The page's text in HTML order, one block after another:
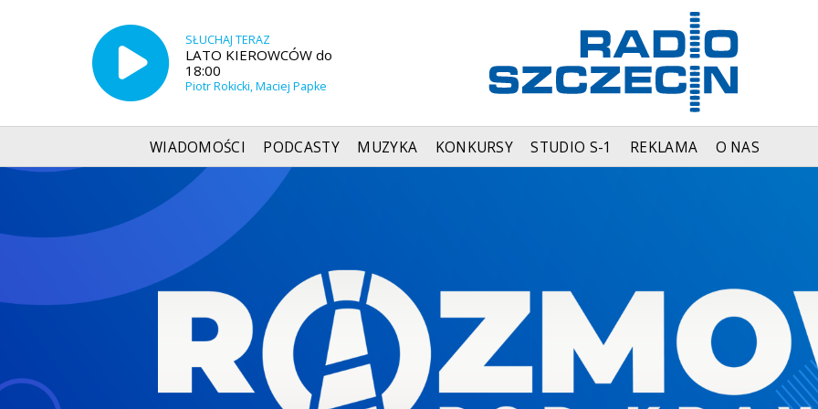
SŁUCHAJ TERAZ
LATO KIEROWCÓW do
18:00
Piotr Rokicki, Maciej Papke
WIADOMOŚCI PODCASTY MUZYKA KONKURSY STUDIO S-1 REKLAMA O NAS